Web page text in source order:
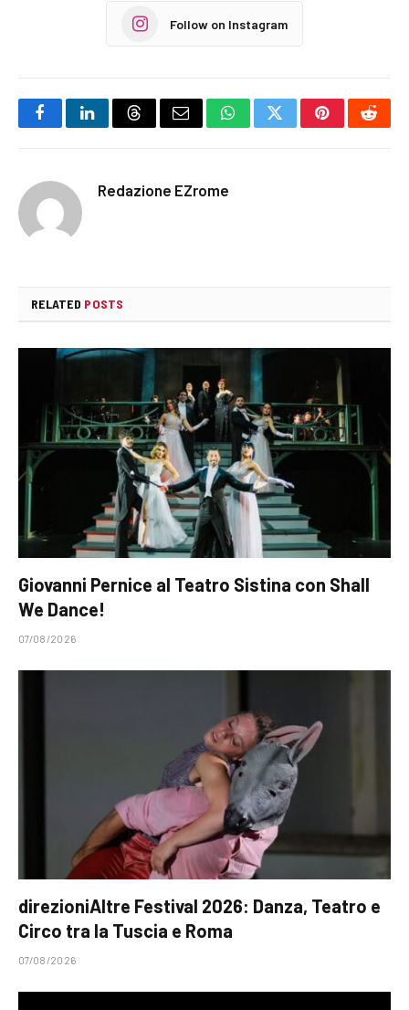
Follow on Instagram
FacebookLinkedInThreadsEmail WhatsAppTwitterPinterest
Redazione EZrome
RELATED POSTS
Giovanni Pernice al Teatro Sistina con Shall
We Dance!
07/08/2026
direzioniAltre Festival 2026: Danza, Teatro e
Circo tra la Tuscia e Roma
07/08/2026